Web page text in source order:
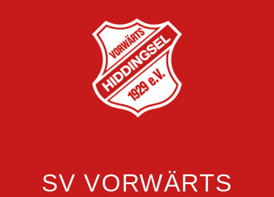
SV VORWÄRTS